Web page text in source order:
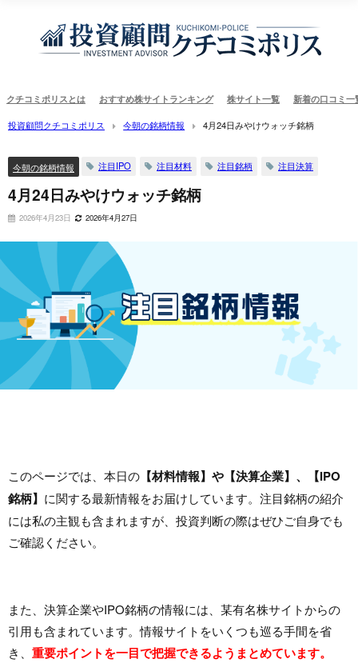
クチコミポリスとは おすすめ株サイトランキング 株サイト一覧 新着の口コミ一
投資顧問クチコミポリス 今朝の銘柄情報 4月24日みやけウォッチ銘柄
今朝の銘柄情報 注目IPO 注目材料 注目銘柄 注目決算
4月24日みやけウォッチ銘柄
2026年4月23日 2026年4月27日
このページでは、本日の 【材料情報】や【決算企業】、【IPO
銘柄】 に関する最新情報をお届けしています。注目銘柄の紹介
には私の主観も含まれますが、投資判断の際はぜひご自身でも
ご確認ください。
また、決算企業やIPO銘柄の情報には、某有名株サイトからの
引用も含まれています。情報サイトをいくつも巡る手間を省
き、 重要ポイントを一目で把握できるようまとめています。